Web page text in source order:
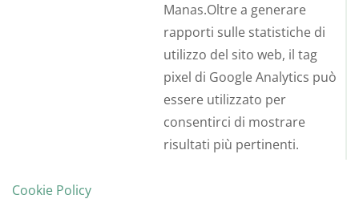
Manas.Oltre a generare
rapporti sulle statistiche di
utilizzo del sito web, il tag
pixel di Google Analytics può
essere utilizzato per
consentirci di mostrare
risultati più pertinenti.
Cookie Policy